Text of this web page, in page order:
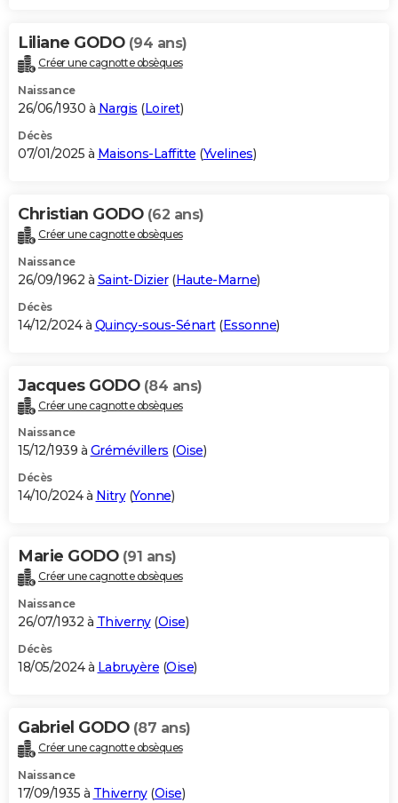
Bricolage
Lifestyle
Culture
Sport
Auto
Television
Voyage
Cinema
Liliane GODO (94 ans)
Créer une cagnotte obsèques
Naissance
26/06/1930 à Nargis (Loiret)
Décès
07/01/2025 à Maisons-Laffitte (Yvelines)
Christian GODO (62 ans)
Créer une cagnotte obsèques
Naissance
26/09/1962 à Saint-Dizier(Haute-Marne)
Décès
14/12/2024 à Quincy-sous-Sénart(Essonne)
Jacques GODO (84 ans)
Créer une cagnotte obsèques
Naissance
15/12/1939 à Grémévillers (Oise)
Décès
14/10/2024 à Nitry(Yonne)
Marie GODO (91 ans)
Créer une cagnotte obsèques
Naissance
26/07/1932 à Thiverny(Oise)
Décès
18/05/2024 à Labruyère (Oise)
Gabriel GODO (87 ans)
Créer une cagnotte obsèques
Naissance
17/09/1935 à Thiverny(Oise)